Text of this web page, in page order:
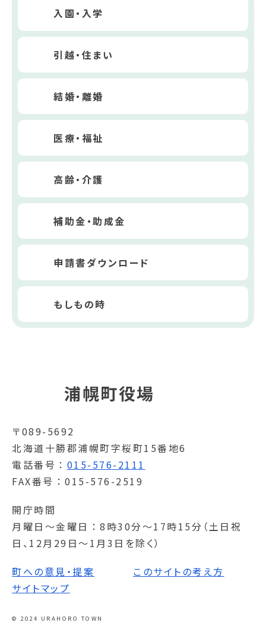
入園・入学
引越・住まい
結婚・離婚
医療・福祉
高齢・介護
補助金・助成金
申請書ダウンロード
もしもの時
浦幌町役場
〒089-5692
北海道十勝郡浦幌町字桜町15番地6
電話番号
015-576-2111
FAX番号
015-576-2519
開庁時間
月曜日～金曜日
8時30分～17時15分（土日祝
日、12月29日～1月3日を除く）
町への意見・提案
このサイトの考え方
サイトマップ
© 2024 URAHORO TOWN